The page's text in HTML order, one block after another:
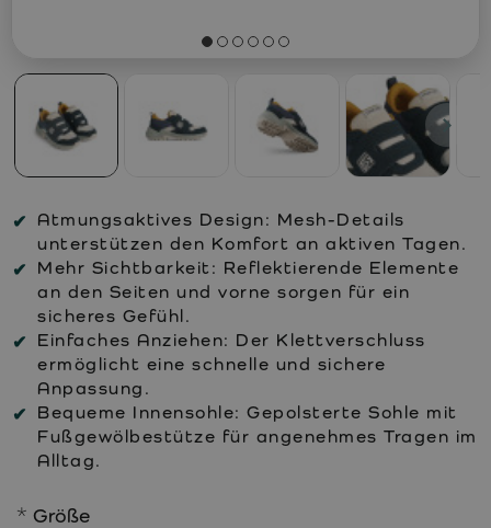
Atmungsaktives Design: Mesh-Details
unterstützen den Komfort an aktiven Tagen.
Mehr Sichtbarkeit: Reflektierende Elemente
an den Seiten und vorne sorgen für ein
sicheres Gefühl.
Einfaches Anziehen: Der Klettverschluss
ermöglicht eine schnelle und sichere
Anpassung.
Bequeme Innensohle: Gepolsterte Sohle mit
Fußgewölbestütze für angenehmes Tragen im
Alltag.
Größe